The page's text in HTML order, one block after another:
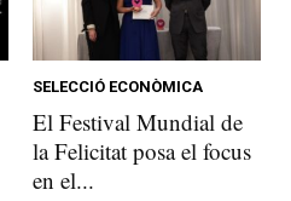
SELECCIÓ ECONÒMICA
El Festival Mundial de
la Felicitat posa el focus
en el...